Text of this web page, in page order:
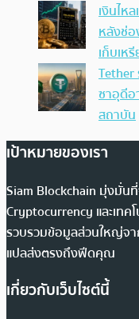
เงินไห
หลังช่อ
เก็บเห
Tether
ซาอุดีอ
สถาบัน
เป้าหมายของเรา
Siam Blockchain มุ่งมั่น
Cryptocurrency และเทค
รวบรวมข้อมูลส่วนใหญ่จา
แปลส่งตรงถึงฟีดคุณ
เกี่ยวกับเว็บไซต์นี้